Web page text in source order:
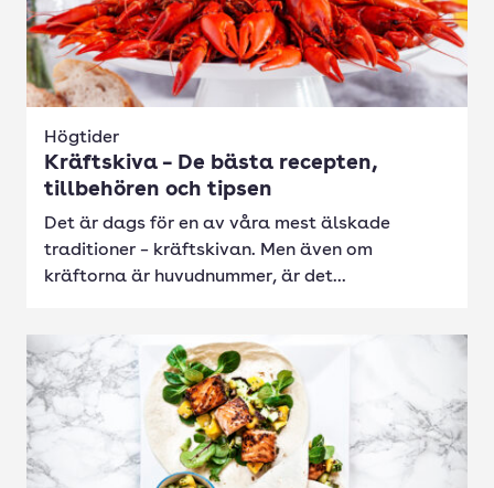
Högtider
Kräftskiva – De bästa recepten,
tillbehören och tipsen
Det är dags för en av våra mest älskade
traditioner – kräftskivan. Men även om
kräftorna är huvudnummer, är det...